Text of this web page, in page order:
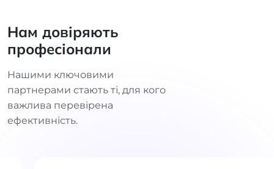
Нам довіряють
професіонали
Нашими ключовими
партнерами стають ті, для кого
важлива перевірена
ефективність.